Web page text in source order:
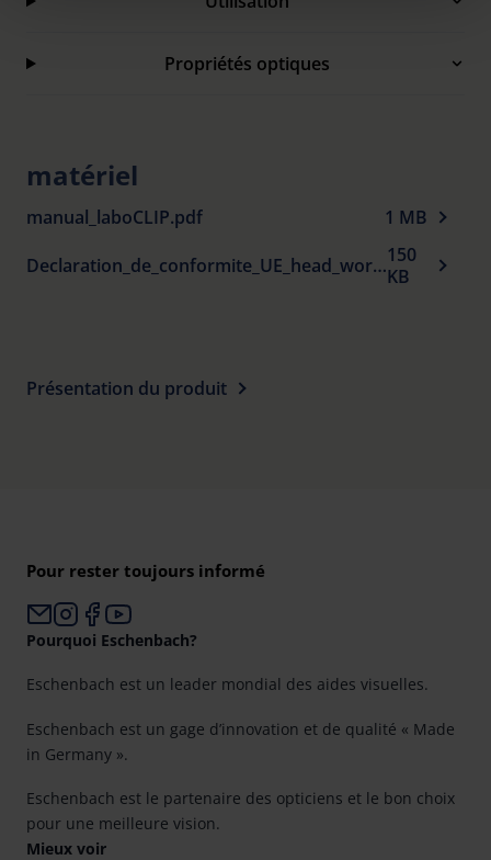
Propriétés optiques
matériel
manual_laboCLIP.pdf
1 MB
Declaration_de_conformite_UE_head_worn_visual_aids_fr.pdf150
KB
Présentation du produit
Pour rester toujours informé
Pourquoi Eschenbach?
Eschenbach est un leader mondial des aides visuelles.
Eschenbach est un gage d’innovation et de qualité « Made
in Germany ».
Eschenbach est le partenaire des opticiens et le bon choix
pour une meilleure vision.
Mieux voir